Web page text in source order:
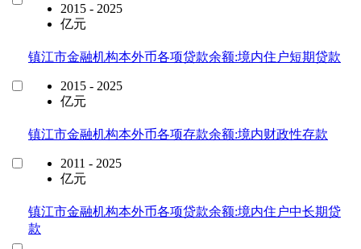
2015 - 2025
亿元
镇江市金融机构本外币各项贷款余额:境内住户短期贷款
2015 - 2025
亿元
镇江市金融机构本外币各项存款余额:境内财政性存款
2011 - 2025
亿元
镇江市金融机构本外币各项贷款余额:境内住户中长期贷
款